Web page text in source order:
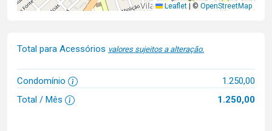
Leaflet | © OpenStreetMap
Total para Acessórios valores sujeitos a alteração.
Condomínio
1.250,00
Total / Mês
1.250,00